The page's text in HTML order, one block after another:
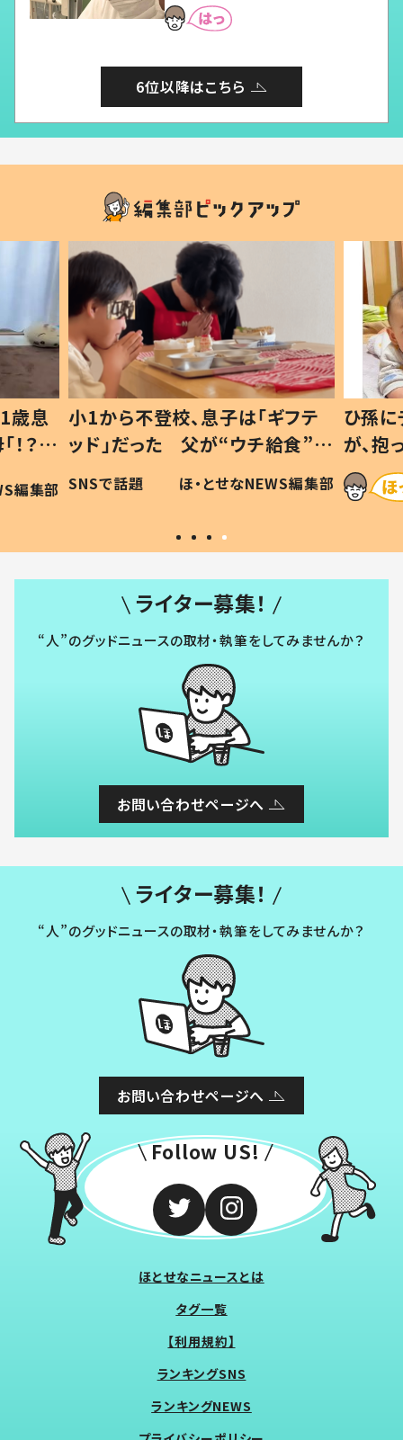
6位以降はこちら
歳息
？」
編集部
小1から不登校、息子は「ギフテ
ッド」だった 父が“ウチ給食”を
作り続ける理由とは #令和の親
#令和の子
SNSで話題 ほ・とせなNEWS編集部
ひ孫
が、
「涙が
い」
ライター募集！
“人”のグッドニュースの取材・執筆をしてみませんか？
お問い合わせページへ
ライター募集！
“人”のグッドニュースの取材・執筆をしてみませんか？
お問い合わせページへ
Follow US!
ほとせなニュースとは
タグ一覧
【利用規約】
ランキングSNS
ランキングNEWS